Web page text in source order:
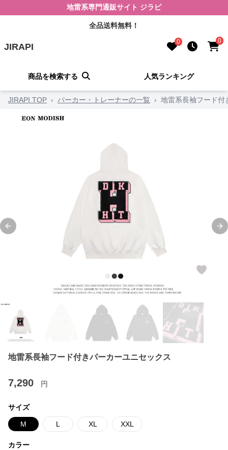
地雷系専門通販サイト ジラピ
全品送料無料！
JIRAPI 0 0
商品を検索する 人気ランキング
JIRAPI TOP › パーカー・トレーナーの一覧 › 地雷系長袖フード付
Previous slide
地雷系長袖フード付きパーカーユニセックス
7,290 円
サイズ
M L XL XXL
カラー